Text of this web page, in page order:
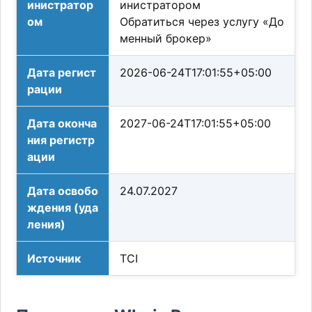
инистратор
ом
инистратором
Обратиться через услугу «До
менный брокер»
Дата регист
рации
2026-06-24T17:01:55+05:00
Дата оконча
ния регистр
ации
2027-06-24T17:01:55+05:00
Дата освобо
ждения (уда
ления)
24.07.2027
Источник TCI